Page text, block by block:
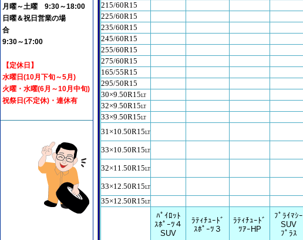
月曜～土曜 9:30～18:00
日曜＆祝日営業の場
合
9:30～17:00
【定休日】
水曜日(10月下旬～5月)
火曜・水曜(6月～10月中旬)
祝祭日(不定休)・連休有
215/60R15
225/60R15
235/60R15
245/60R15
255/60R15
275/60R15
165/55R15
295/50R15
30×9.50R15LT
32×9.50R15LT
33×9.50R15LT
31×10.50R15LT
33×10.50R15LT
32×11.50R15LT
33×12.50R15LT
35×12.50R15LT
ﾊﾟｲﾛｯﾄ
ｽﾎﾟｰﾂ４
SUV
ﾗﾃｨﾁｭｰﾄﾞ
ｽﾎﾟｰﾂ３
ﾗﾃｨﾁｭｰﾄﾞ
ﾂｱｰHP
ﾌﾟﾗｲﾏｼｰ
SUV
ﾌﾟﾗｽ